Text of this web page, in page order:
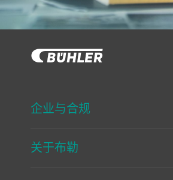
企业与合规
关于布勒